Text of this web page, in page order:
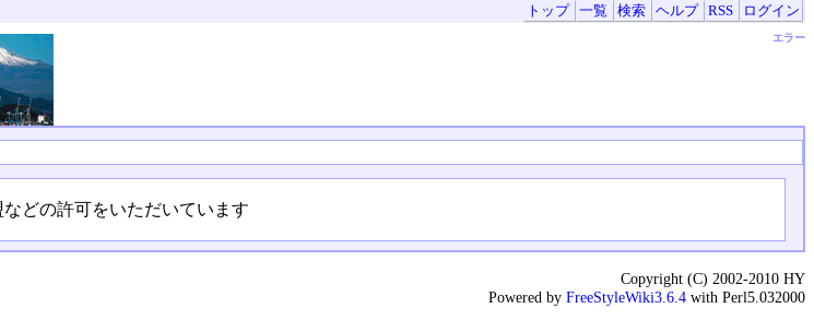
トップ 一覧 検索 ヘルプ RSS ログイン
エラー
どの許可をいただいています
Copyright (C) 2002-2010 HY
Powered by FreeStyleWiki3.6.4 with Perl5.032000